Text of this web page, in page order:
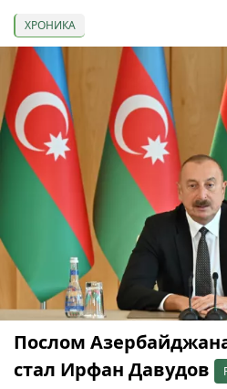
ХРОНИКА
Послом
стал Ирфан Давудов